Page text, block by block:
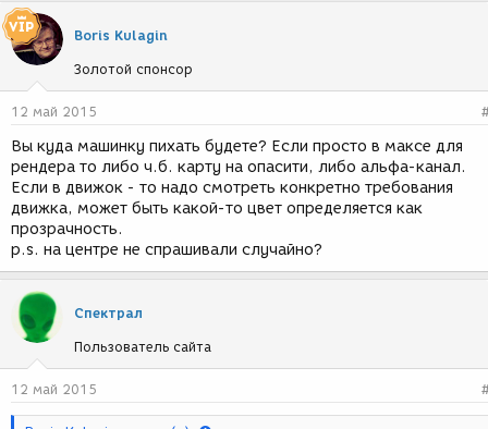
Boris Kulagin
Золотой спонсор
12 май 2015
Вы куда машинку пихать будете? Если просто в максе для
рендера то либо ч.б. карту на опасити, либо альфа-канал.
Если в движок - то надо смотреть конкретно требования
движка, может быть какой-то цвет определяется как
прозрачность.
p.s. на центре не спрашивали случайно?
Спектрал
Пользователь сайта
12 май 2015